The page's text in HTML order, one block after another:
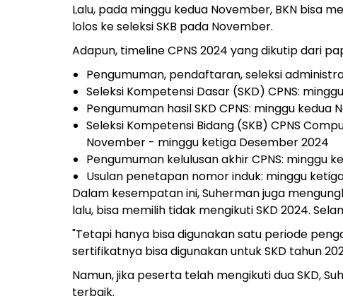
Lalu, pada minggu kedua November, BKN bisa
lolos ke seleksi SKB pada November.
Adapun, timeline CPNS 2024 yang dikutip dari
Pengumuman, pendaftaran, seleksi
Seleksi Kompetensi Dasar (SKD) CPNS:
Pengumuman hasil SKD CPNS: minggu kedua
Seleksi Kompetensi Bidang (SKB) CPNS
November - minggu ketiga Desember 2024
Pengumuman kelulusan akhir CPNS: minggu
Usulan penetapan nomor induk: minggu
Dalam kesempatan ini, Suherman juga
lalu, bisa memilih tidak mengikuti SKD 2024.
"Tetapi hanya bisa digunakan satu periode
sertifikatnya bisa digunakan untuk SKD tahun
Namun, jika peserta telah mengikuti dua SKD,
terbaik.